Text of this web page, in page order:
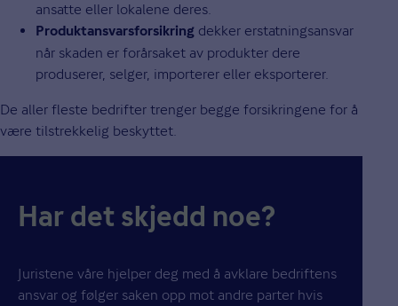
ansatte eller lokalene deres.
Produktansvarsforsikring dekker erstatningsansvar
når skaden er forårsaket av produkter dere
produserer, selger, importerer eller eksporterer.
De aller fleste bedrifter trenger begge forsikringene for å
være tilstrekkelig beskyttet.
Har det skjedd noe?
Juristene våre hjelper deg med å avklare bedriftens
ansvar og følger saken opp mot andre parter hvis